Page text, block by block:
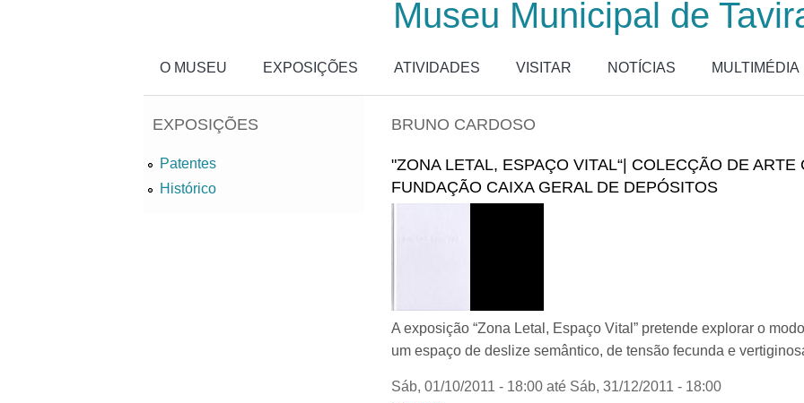
Museu Municipal de
O MUSEU EXPOSIÇÕES ATIVIDADES VISITAR NOTÍCIAS MULTIMÉDIA
BRUNO CARDOSO
"ZONA LETAL, ESPAÇO VITAL“| COLECÇÃO DE
FUNDAÇÃO CAIXA GERAL DE DEPÓSITOS
A exposição “Zona Letal, Espaço Vital” pretende explorar o
um espaço de deslize semântico, de tensão fecunda e
Sáb, 01/10/2011 - 18:00 até Sáb, 31/12/2011 - 18:00
EXPOSIÇÕES
Patentes
Histórico